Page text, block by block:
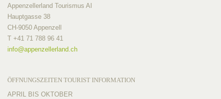
Appenzellerland Tourismus AI
Hauptgasse 38
CH-9050 Appenzell
T +41 71 788 96 41
info@appenzellerland.ch
ÖFFNUNGSZEITEN TOURIST INFORMATION
APRIL BIS OKTOBER